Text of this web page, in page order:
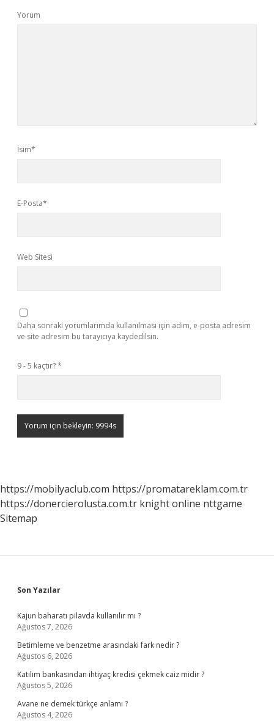
Yorum
İsim*
E-Posta*
Web Sitesi
Daha sonraki yorumlarımda kullanılması için adım, e-posta adresim
ve site adresim bu tarayıcıya kaydedilsin.
9 - 5 kaçtır?*
https://mobilyaclub.com https://promatareklam.com.tr
https://donercierolusta.com.tr knight online nttgame
Sitemap
Sidebar
Son Yazılar
Kajun baharatı pilavda kullanılır mı ?
Ağustos 7, 2026
Betimleme ve benzetme arasındaki fark nedir ?
Ağustos 6, 2026
Katılım bankasından ihtiyaç kredisi çekmek caiz midir ?
Ağustos 5, 2026
Avane ne demek türkçe anlamı ?
Ağustos 4, 2026